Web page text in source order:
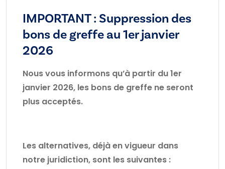
IMPORTANT : Suppression des
bons de greffe au 1er janvier
2026
Nous vous informons qu’à partir du 1er
janvier 2026, les bons de greffe ne seront
plus acceptés.
Les alternatives, déjà en vigueur dans
notre juridiction, sont les suivantes :